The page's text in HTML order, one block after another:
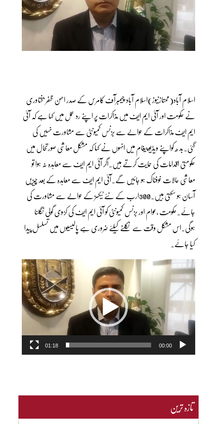
اسلام آباد(ممتازنیوز)اسلام آباد چیمبرآف کامرس کے صدر احسن ظفر بختاوری
نے حکومت اور آئی ایم ایف میں مذاکرات پر اپنے رد عمل میں کہا ہے کہ آئی
ایم ایف مذاکرات کے حوالے سے بزنس کمیونٹی سے مشاورت نہیں کی
گئی۔بد ھ کواپنے ویڈیو پیغام میں انہوں نے کہا کہ مشکل معاشی صورتحال میں
حکومتی اقدامات کی حمایت کرتے ہیں۔اگر آئی ایم ایف سے معاہدہ نہ ہوا تو
معاشی حالات خوفناک ہو جائیں گے۔آئی ایم ایف سے معاہدہ کے بعد چیزیں
آسان ہو سکتی ہیں۔300ارب کے نئے ٹیکسز کے حوالے سے مشاورت کی
جائے۔حکومت ،عوام اور بزنس کمیونٹی کو آئی ایم ایف کی کڑوی گولی نگلنا
ہوگی۔اس مشکل وقت سے نکلنے کیلئے ضروری ہے پالیسیوں میں تسلسل پیدا
کیا جائے۔
Video
Player
00:00
01:18
تازہ ترین